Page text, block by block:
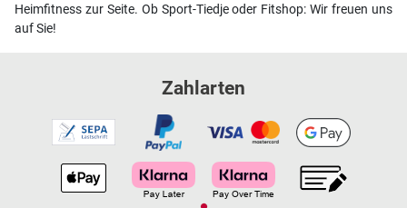
Heimfitness zur Seite. Ob Sport-Tiedje oder Fitshop: Wir freuen uns
auf Sie!
Zahlarten